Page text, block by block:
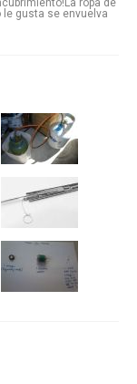
ropa de
le gusta se envuelva